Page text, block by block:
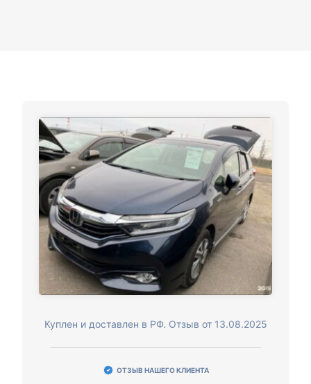
Куплен и доставлен в РФ. Отзыв от 13.08.2025
ОТЗЫВ НАШЕГО КЛИЕНТА